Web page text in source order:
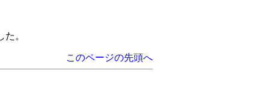
。
このページの先頭へ